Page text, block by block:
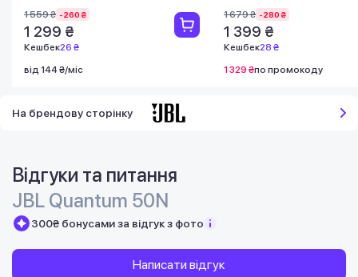
1 559 ₴ -260 ₴
1 299 ₴
Кешбек26 ₴
від 144 ₴/міс
1 679 ₴ -280 ₴
1 399 ₴
Кешбек28 ₴
1 329 ₴по промокоду
На брендову сторінку
Відгуки та питання
JBL Quantum 50N
300₴ бонусами за відгук з фото
Написати відгук